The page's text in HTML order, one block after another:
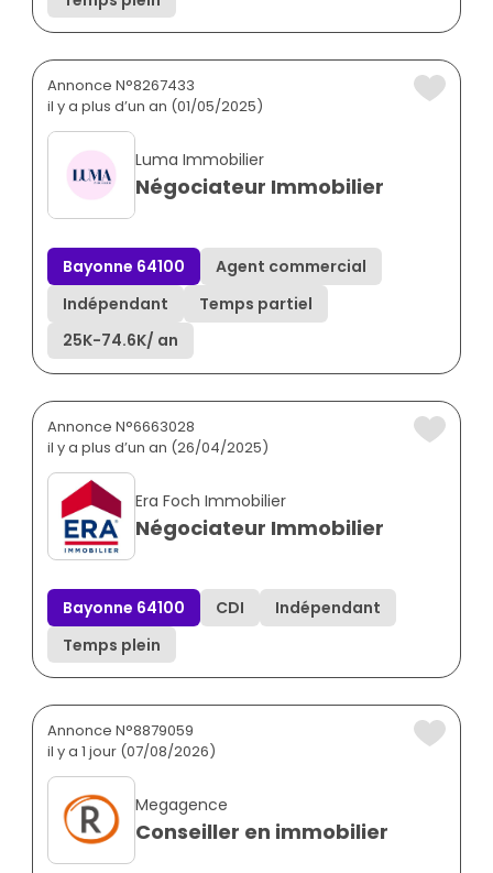
Annonce N°8267433
il y a plus d’un an (01/05/2025)
Luma Immobilier
Négociateur Immobilier
Bayonne 64100
Agent commercial
Indépendant
Temps partiel
25K-74.6K/ an
Annonce N°6663028
il y a plus d’un an (26/04/2025)
Era Foch Immobilier
Négociateur Immobilier
Bayonne 64100 CDI
Indépendant
Temps plein
Annonce N°8879059
il y a 1 jour (07/08/2026)
Megagence
Conseiller en immobilier